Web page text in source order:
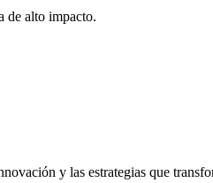
de alto impacto.
y las estrategias que